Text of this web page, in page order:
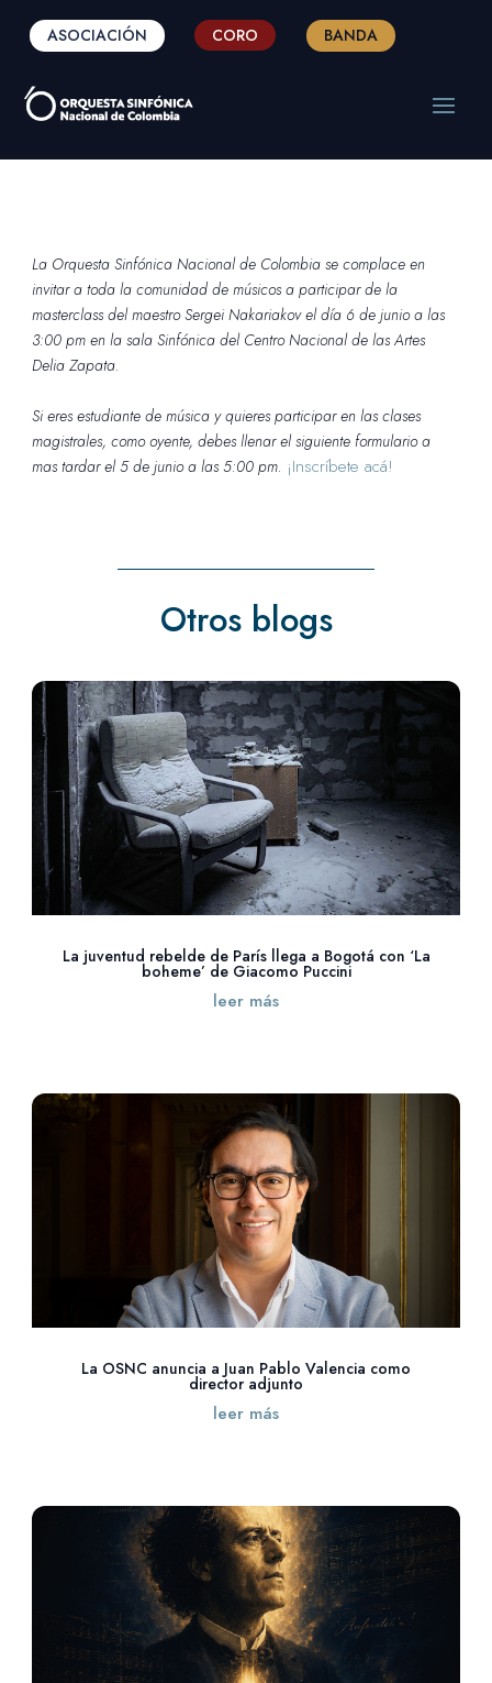
ASOCIACIÓN CORO BANDA
La Orquesta Sinfónica Nacional de Colombia se complace en
invitar a toda la comunidad de músicos a participar de la
masterclass del maestro Sergei Nakariakov el día 6 de junio a las
3:00 pm en la sala Sinfónica del Centro Nacional de las Artes
Delia Zapata.
Si eres estudiante de música y quieres participar en las clases
magistrales, como oyente, debes llenar el siguiente formularioa
mas tardar el 5 de junio a las 5:00 pm. ¡Inscríbete acá!
Otros blogs
La juventud rebelde de París llega a Bogotá con ‘La
boheme’ de Giacomo Puccini
leer más
La OSNC anuncia a Juan Pablo Valencia como
director adjunto
leer más